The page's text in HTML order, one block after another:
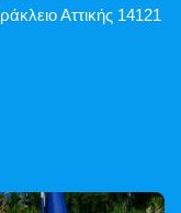
Αττικής 14121